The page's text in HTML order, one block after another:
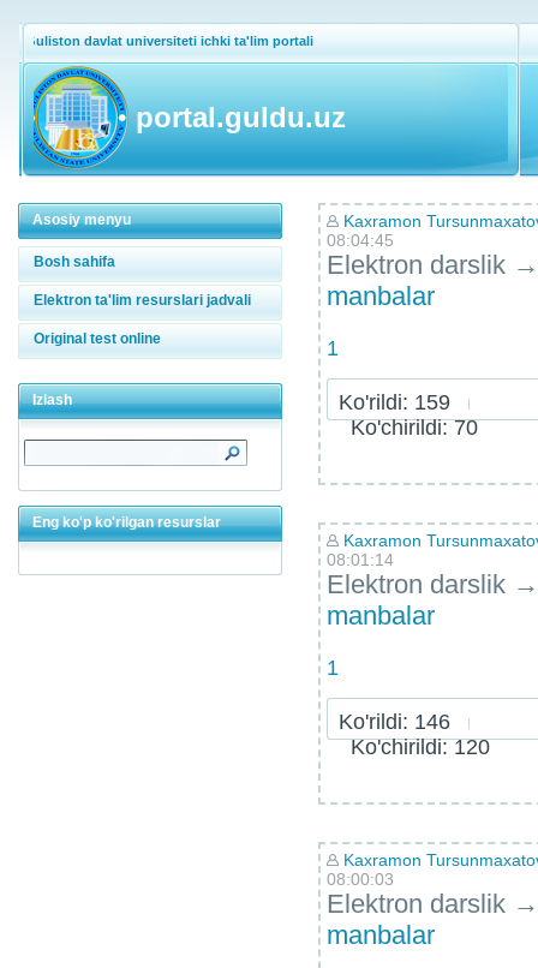
Guliston davlat universiteti ichki ta'lim portali
portal.guldu.uz
Asosiy menyu
Bosh sahifa
Elektron ta'lim resurslari jadvali
Original test online
Izlash
Eng ko'p ko'rilgan resurslar
Kaxramon
08:04:45
Elektron darslik →
manbalar
1
Ko'rildi: 159
Ko'chirildi: 70
Kaxramon
08:01:14
Elektron darslik →
manbalar
1
Ko'rildi: 146
Ko'chirildi: 120
Kaxramon
08:00:03
Elektron darslik →
manbalar